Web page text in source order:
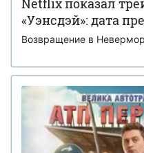
Netflix показал
«Уэнсдэй»: дата
Возвращение в Невермор